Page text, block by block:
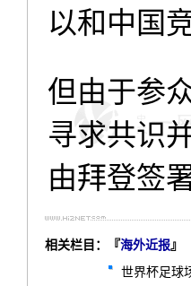
以和中国
但由于参
寻求共识
由拜登签
相关栏目：『海外近报』
世界杯足球